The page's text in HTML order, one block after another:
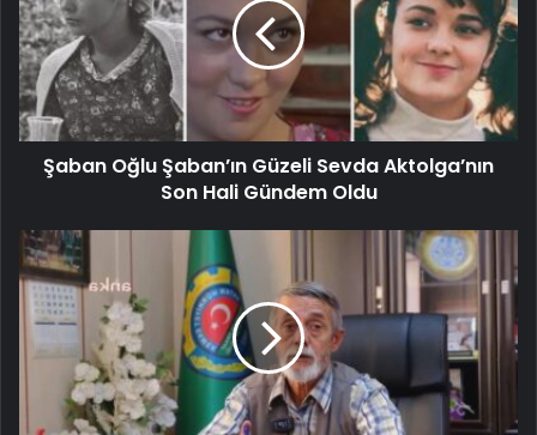
Şaban Oğlu Şaban’ın Güzeli Sevda Aktolga’nın
Son Hali Gündem Oldu